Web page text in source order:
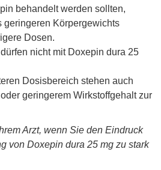
behandelt werden sollten,
geringeren Körpergewichts
Dosen.
nicht mit Doxepin dura 25
Dosisbereich stehen auch
geringerem Wirkstoffgehalt zur
Arzt, wenn Sie den Eindruck
von Doxepin dura 25 mg zu stark